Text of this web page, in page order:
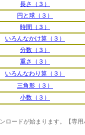
ロードが始まります。【専
長さ（３）
円と球（３）
時間（３）
いろんなかけ算（３）
分数（３）
重さ（３）
いろんなわり算（３）
三角形（３）
小数（３）